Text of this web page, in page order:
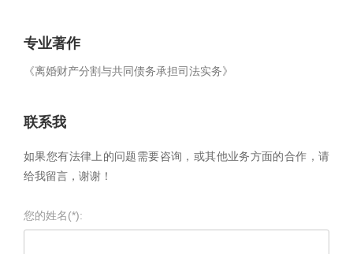
专业著作
《离婚财产分割与共同债务承担司法实务》
联系我
如果您有法律上的问题需要咨询，或其他业务方面的合作，请
给我留言，谢谢！
您的姓名(*):